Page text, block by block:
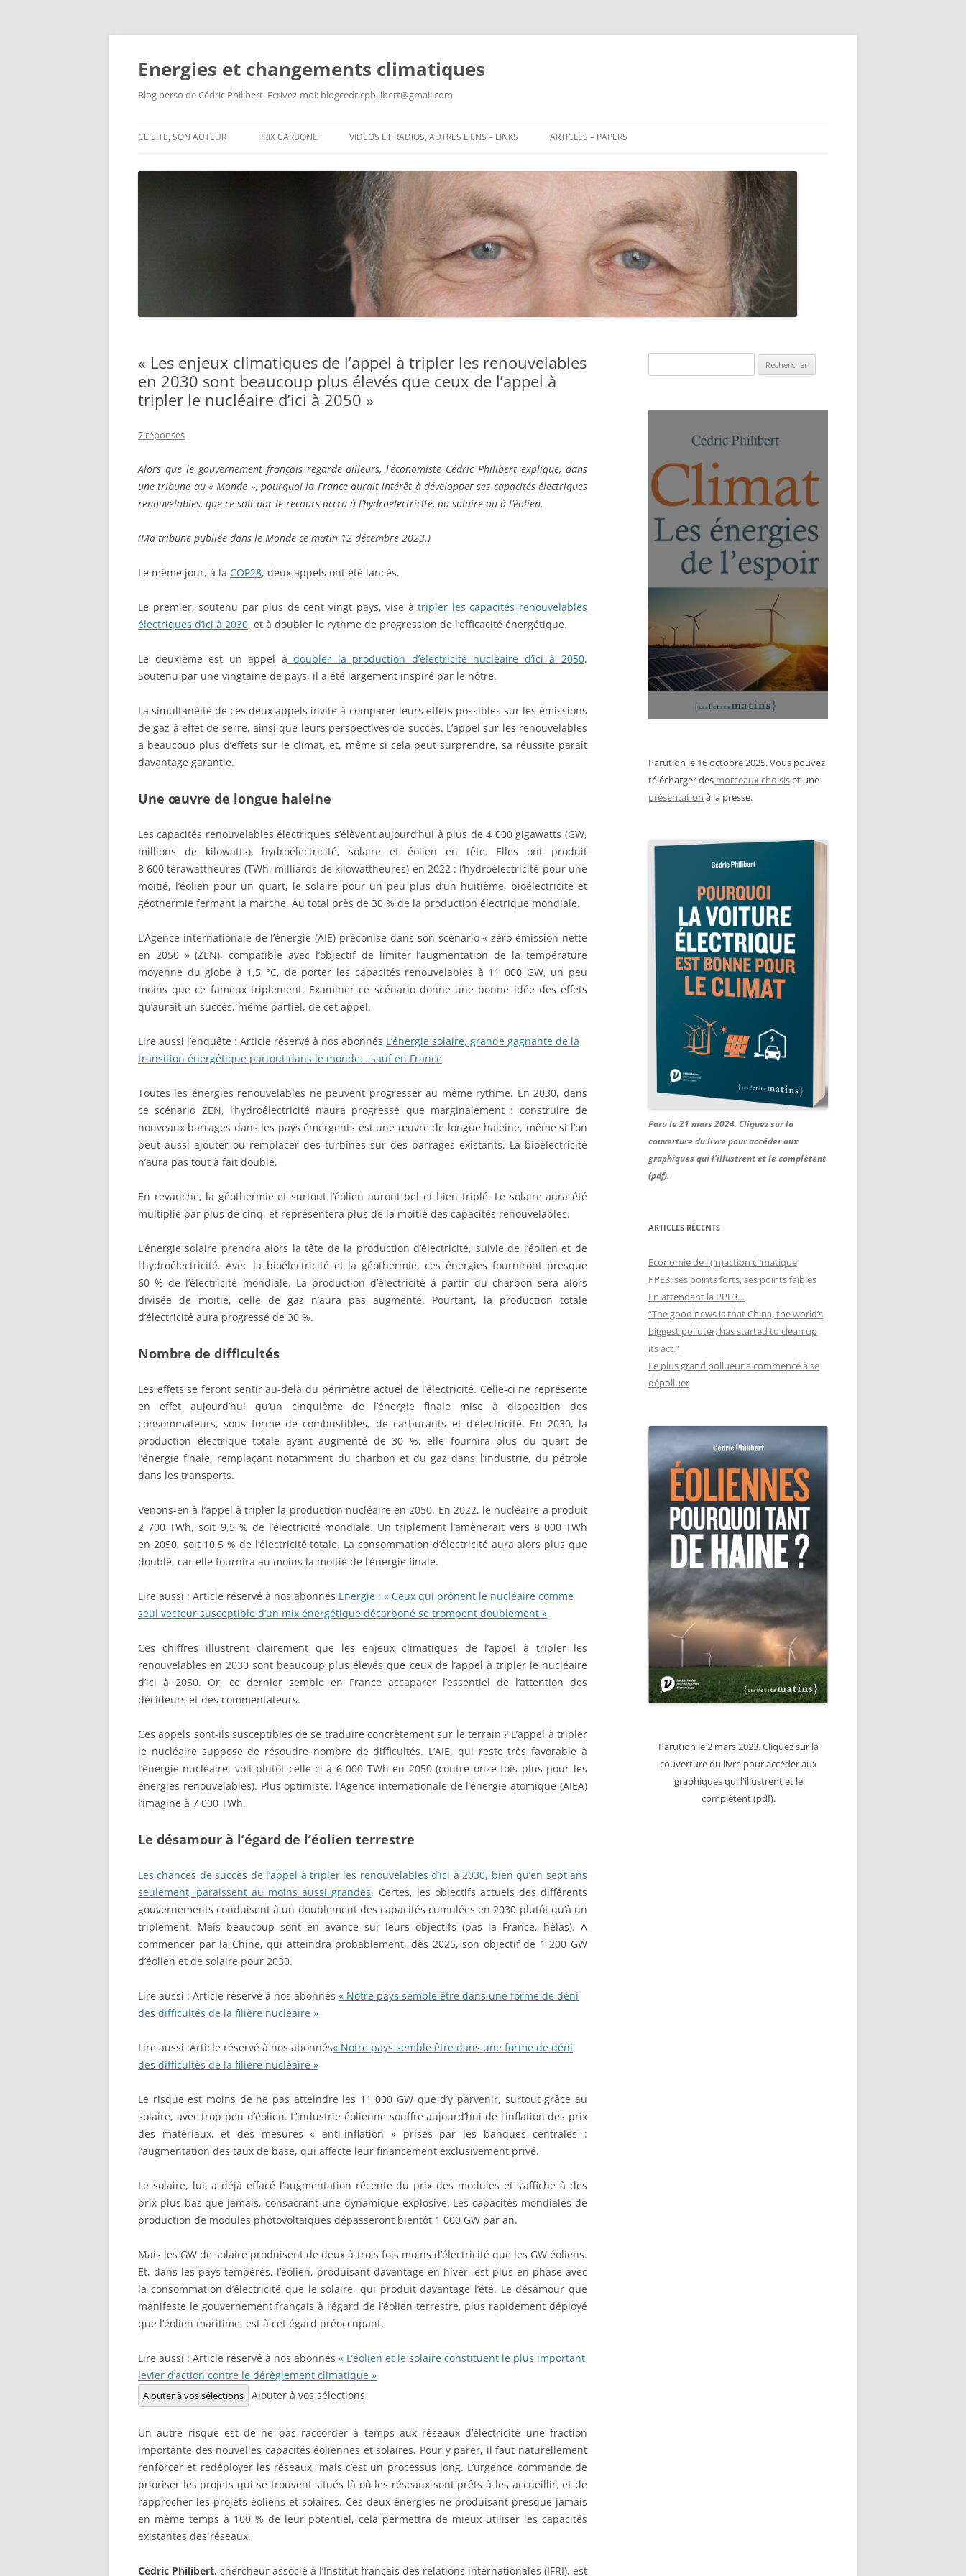
Aller
Energies et changements climatiques
Blog perso de Cédric Philibert. Ecrivez-moi: blogcedricphilibert@gmail.com
CE SITE, SON AUTEUR PRIX CARBONE VIDEOS ET RADIOS, AUTRES LIENS – LINKS ARTICLES – PAPERS
« Les enjeux climatiques de l’appel à tripler les renouvelables
en 2030 sont beaucoup plus élevés que ceux de l’appel à
tripler le nucléaire d’ici à 2050 »
7 réponses
Alors que le gouvernement français regarde ailleurs, l’économiste Cédric Philibert explique, dans
une tribune au « Monde », pourquoi la France aurait intérêt à développer ses capacités électriques
renouvelables, que ce soit par le recours accru à l’hydroélectricité, au solaire ou à l’éolien.
(Ma tribune publiée dans le Monde ce matin 12 décembre 2023.)
Le même jour, à la COP28, deux appels ont été lancés.
Le premier, soutenu par plus de cent vingt pays, vise àtripler les capacités renouvelables
électriques d’ici à 2030, et à doubler le rythme de progression de l’efficacité énergétique.
Le deuxième est un appel à doubler la production d’électricité nucléaire d’ici à 2050.
Soutenu par une vingtaine de pays, il a été largement inspiré par le nôtre.
La simultanéité de ces deux appels invite à comparer leurs effets possibles sur les émissions
de gaz à effet de serre, ainsi que leurs perspectives de succès. L’appel sur les renouvelables
a beaucoup plus d’effets sur le climat, et, même si cela peut surprendre, sa réussite paraît
davantage garantie.
Une œuvre de longue haleine
Les capacités renouvelables électriques s’élèvent aujourd’hui à plus de 4 000 gigawatts (GW,
millions de kilowatts), hydroélectricité, solaire et éolien en tête. Elles ont produit
8 600 térawattheures (TWh, milliards de kilowattheures) en 2022 : l’hydroélectricité pour une
moitié, l’éolien pour un quart, le solaire pour un peu plus d’un huitième, bioélectricité et
géothermie fermant la marche. Au total près de 30 % de la production électrique mondiale.
L’Agence internationale de l’énergie (AIE) préconise dans son scénario « zéro émission nette
en 2050 » (ZEN), compatible avec l’objectif de limiter l’augmentation de la température
moyenne du globe à 1,5 °C, de porter les capacités renouvelables à 11 000 GW, un peu
moins que ce fameux triplement. Examiner ce scénario donne une bonne idée des effets
qu’aurait un succès, même partiel, de cet appel.
Lire aussi l’enquête : Article réservé à nos abonnés L’énergie solaire, grande gagnante de la
transition énergétique partout dans le monde… sauf en France
Toutes les énergies renouvelables ne peuvent progresser au même rythme. En 2030, dans
ce scénario ZEN, l’hydroélectricité n’aura progressé que marginalement : construire de
nouveaux barrages dans les pays émergents est une œuvre de longue haleine, même si l’on
peut aussi ajouter ou remplacer des turbines sur des barrages existants. La bioélectricité
n’aura pas tout à fait doublé.
En revanche, la géothermie et surtout l’éolien auront bel et bien triplé. Le solaire aura été
multiplié par plus de cinq, et représentera plus de la moitié des capacités renouvelables.
L’énergie solaire prendra alors la tête de la production d’électricité, suivie de l’éolien et de
l’hydroélectricité. Avec la bioélectricité et la géothermie, ces énergies fourniront presque
60 % de l’électricité mondiale. La production d’électricité à partir du charbon sera alors
divisée de moitié, celle de gaz n’aura pas augmenté. Pourtant, la production totale
d’électricité aura progressé de 30 %.
Nombre de difficultés
Les effets se feront sentir au-delà du périmètre actuel de l’électricité. Celle-ci ne représente
en effet aujourd’hui qu’un cinquième de l’énergie finale mise à disposition des
consommateurs, sous forme de combustibles, de carburants et d’électricité. En 2030, la
production électrique totale ayant augmenté de 30 %, elle fournira plus du quart de
l’énergie finale, remplaçant notamment du charbon et du gaz dans l’industrie, du pétrole
dans les transports.
Venons-en à l’appel à tripler la production nucléaire en 2050. En 2022, le nucléaire a produit
2 700 TWh, soit 9,5 % de l’électricité mondiale. Un triplement l’amènerait vers 8 000 TWh
en 2050, soit 10,5 % de l’électricité totale. La consommation d’électricité aura alors plus que
doublé, car elle fournira au moins la moitié de l’énergie finale.
Lire aussi : Article réservé à nos abonnés Energie : « Ceux qui prônent le nucléaire comme
seul vecteur susceptible d’un mix énergétique décarboné se trompent doublement »
Ces chiffres illustrent clairement que les enjeux climatiques de l’appel à tripler les
renouvelables en 2030 sont beaucoup plus élevés que ceux de l’appel à tripler le nucléaire
d’ici à 2050. Or, ce dernier semble en France accaparer l’essentiel de l’attention des
décideurs et des commentateurs.
Ces appels sont-ils susceptibles de se traduire concrètement sur le terrain ? L’appel à tripler
le nucléaire suppose de résoudre nombre de difficultés. L’AIE, qui reste très favorable à
l’énergie nucléaire, voit plutôt celle-ci à 6 000 TWh en 2050 (contre onze fois plus pour les
énergies renouvelables). Plus optimiste, l’Agence internationale de l’énergie atomique (AIEA)
l’imagine à 7 000 TWh.
Le désamour à l’égard de l’éolien terrestre
Les chances de succès de l’appel à tripler les renouvelables d’ici à 2030, bien qu’en sept ans
seulement, paraissent au moins aussi grandes. Certes, les objectifs actuels des différents
gouvernements conduisent à un doublement des capacités cumulées en 2030 plutôt qu’à un
triplement. Mais beaucoup sont en avance sur leurs objectifs (pas la France, hélas). A
commencer par la Chine, qui atteindra probablement, dès 2025, son objectif de 1 200 GW
d’éolien et de solaire pour 2030.
Lire aussi : Article réservé à nos abonnés « Notre pays semble être dans une forme de déni
des difficultés de la filière nucléaire »
Lire aussi :Article réservé à nos abonnés« Notre pays semble être dans une forme de déni
des difficultés de la filière nucléaire »
Le risque est moins de ne pas atteindre les 11 000 GW que d’y parvenir, surtout grâce au
solaire, avec trop peu d’éolien. L’industrie éolienne souffre aujourd’hui de l’inflation des prix
des matériaux, et des mesures « anti-inflation » prises par les banques centrales :
l’augmentation des taux de base, qui affecte leur financement exclusivement privé.
Le solaire, lui, a déjà effacé l’augmentation récente du prix des modules et s’affiche à des
prix plus bas que jamais, consacrant une dynamique explosive. Les capacités mondiales de
production de modules photovoltaïques dépasseront bientôt 1 000 GW par an.
Mais les GW de solaire produisent de deux à trois fois moins d’électricité que les GW éoliens.
Et, dans les pays tempérés, l’éolien, produisant davantage en hiver, est plus en phase avec
la consommation d’électricité que le solaire, qui produit davantage l’été. Le désamour que
manifeste le gouvernement français à l’égard de l’éolien terrestre, plus rapidement déployé
que l’éolien maritime, est à cet égard préoccupant.
Lire aussi : Article réservé à nos abonnés « L’éolien et le solaire constituent le plus important
levier d’action contre le dérèglement climatique »
Ajouter à vos sélections Ajouter à vos sélections
Un autre risque est de ne pas raccorder à temps aux réseaux d’électricité une fraction
importante des nouvelles capacités éoliennes et solaires. Pour y parer, il faut naturellement
renforcer et redéployer les réseaux, mais c’est un processus long. L’urgence commande de
prioriser les projets qui se trouvent situés là où les réseaux sont prêts à les accueillir, et de
rapprocher les projets éoliens et solaires. Ces deux énergies ne produisant presque jamais
en même temps à 100 % de leur potentiel, cela permettra de mieux utiliser les capacités
existantes des réseaux.
Cédric Philibert, chercheur associé à l’Institut français des relations internationales (IFRI), est
Parution le 16 octobre 2025. Vous pouvez
télécharger des morceaux choisiset une
présentation à la presse.
Paru le 21 mars 2024. Cliquez sur la
couverture du livre pour accéder aux
graphiques qui l'illustrent et le complètent
(pdf).
ARTICLES RÉCENTS
Economie de l'(in)action climatique
PPE3: ses points forts, ses points faibles
En attendant la PPE3…
“The good news is that China, the world’s
biggest polluter, has started to clean up
its act.”
Le plus grand pollueur a commencé à se
dépolluer
Parution le 2 mars 2023. Cliquez sur la
couverture du livre pour accéder aux
graphiques qui l'illustrent et le
complètent (pdf).